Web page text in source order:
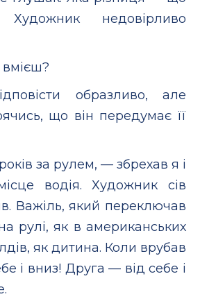
Художник недовірливо
образливо, але
що він передумає її
за рулем, — збрехав я і
водія. Художник сів
Важіль, який переключав
рулі, як в американських
як дитина. Коли врубав
і вниз! Друга — від себе і